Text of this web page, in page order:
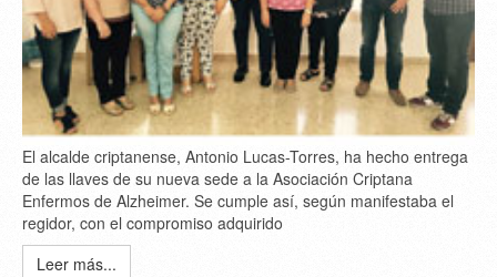
El alcalde criptanense, Antonio Lucas-Torres, ha hecho entrega
de las llaves de su nueva sede a la Asociación Criptana
Enfermos de Alzheimer. Se cumple así, según manifestaba el
regidor, con el compromiso adquirido
Leer más...